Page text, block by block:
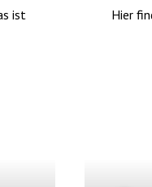
ist
Hier